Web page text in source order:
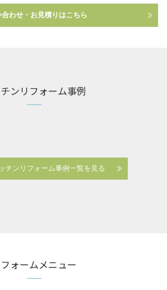
合わせ・お見積りはこちら
ンリフォーム事例
チンリフォーム事例一覧を見る
ォームメニュー